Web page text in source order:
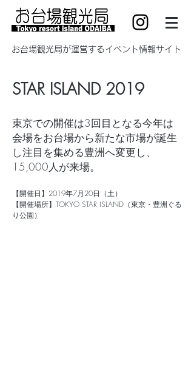
​お台場観光局が運営するイベント情報サイト
STAR ISLAND 2019
東京での開催は3回目となる今年は
会場をお台場から新たな市場が誕生
し注目を集める豊洲へ変更し、
15,000人が来場。
【開催日】2019年7月20日（土）
【開催場所】TOKYO STAR ISLAND（東京・豊洲ぐる
り公園）